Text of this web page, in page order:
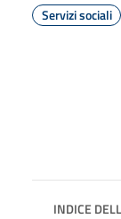
Servizi sociali
INDICE